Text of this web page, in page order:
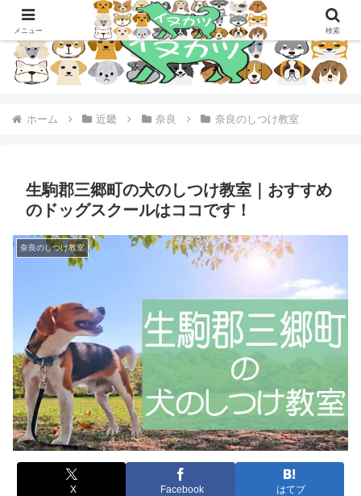
ホーム 近畿 奈良 奈良のしつけ教室
生駒郡三郷町の犬のしつけ教室｜おすすめ
のドッグスクールはココです！
奈良のしつけ教室
X Facebook はてブ
メニュー 検索